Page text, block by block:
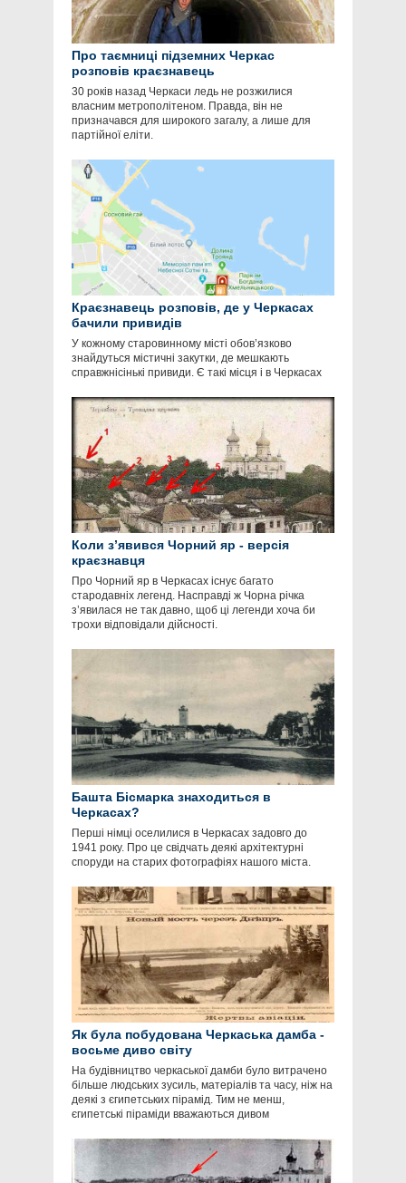
Про таємниці підземних Черкас
розповів краєзнавець
30 років назад Черкаси ледь не розжилися
власним метрополітеном. Правда, він не
призначався для широкого загалу, а лише для
партійної еліти.
Краєзнавець розповів, де у Черкасах
бачили привидів
У кожному старовинному місті обов’язково
знайдуться містичні закутки, де мешкають
справжнісінькі привиди. Є такі місця і в Черкасах
Коли з’явився Чорний яр - версія
краєзнавця
Про Чорний яр в Черкасах існує багато
стародавніх легенд. Насправді ж Чорна річка
з’явилася не так давно, щоб ці легенди хоча би
трохи відповідали дійсності.
Башта Бісмарка знаходиться в
Черкасах?
Перші німці оселилися в Черкасах задовго до
1941 року. Про це свідчать деякі архітектурні
споруди на старих фотографіях нашого міста.
Як була побудована Черкаська дамба -
восьме диво світу
На будівництво черкаської дамби було витрачено
більше людських зусиль, матеріалів та часу, ніж на
деякі з єгипетських пірамід. Тим не менш,
єгипетські піраміди вважаються дивом